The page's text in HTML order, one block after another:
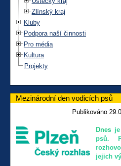
Zlínský kraj
Kluby
Podpora naší činnosti
Pro média
Kultura
Projekty
Mezinárodní den vodicích psů
Publikováno
Dnes
psů.
jejich